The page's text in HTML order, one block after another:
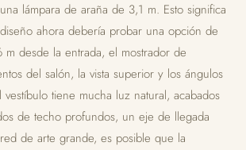
lámpara de araña de 3,1 m. Esto significa
ahora debería probar una opción de
desde la entrada, el mostrador de
del salón, la vista superior y los ángulos
tiene mucha luz natural, acabados
de techo profundos, un eje de llegada
de arte grande, es posible que la